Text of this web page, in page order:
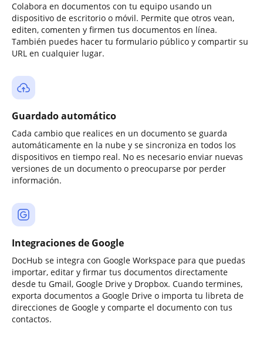
Colabora en documentos con tu equipo usando un
dispositivo de escritorio o móvil. Permite que otros vean,
editen, comenten y firmen tus documentos en línea.
También puedes hacer tu formulario público y compartir su
URL en cualquier lugar.
Guardado automático
Cada cambio que realices en un documento se guarda
automáticamente en la nube y se sincroniza en todos los
dispositivos en tiempo real. No es necesario enviar nuevas
versiones de un documento o preocuparse por perder
información.
Integraciones de Google
DocHub se integra con Google Workspace para que puedas
importar, editar y firmar tus documentos directamente
desde tu Gmail, Google Drive y Dropbox. Cuando termines,
exporta documentos a Google Drive o importa tu libreta de
direcciones de Google y comparte el documento con tus
contactos.